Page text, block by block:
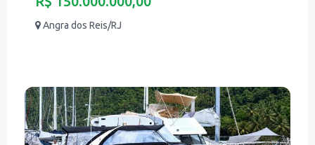
Angra dos Reis/RJ